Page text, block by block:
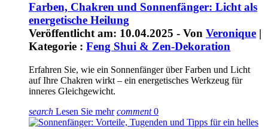
Farben, Chakren und Sonnenfänger: Licht als
energetische Heilung
Veröffentlicht am: 10.04.2025 - Von Veronique |
Kategorie : Feng Shui & Zen-Dekoration
Erfahren Sie, wie ein Sonnenfänger über Farben und Licht
auf Ihre Chakren wirkt – ein energetisches Werkzeug für
inneres Gleichgewicht.
search Lesen Sie mehr comment0